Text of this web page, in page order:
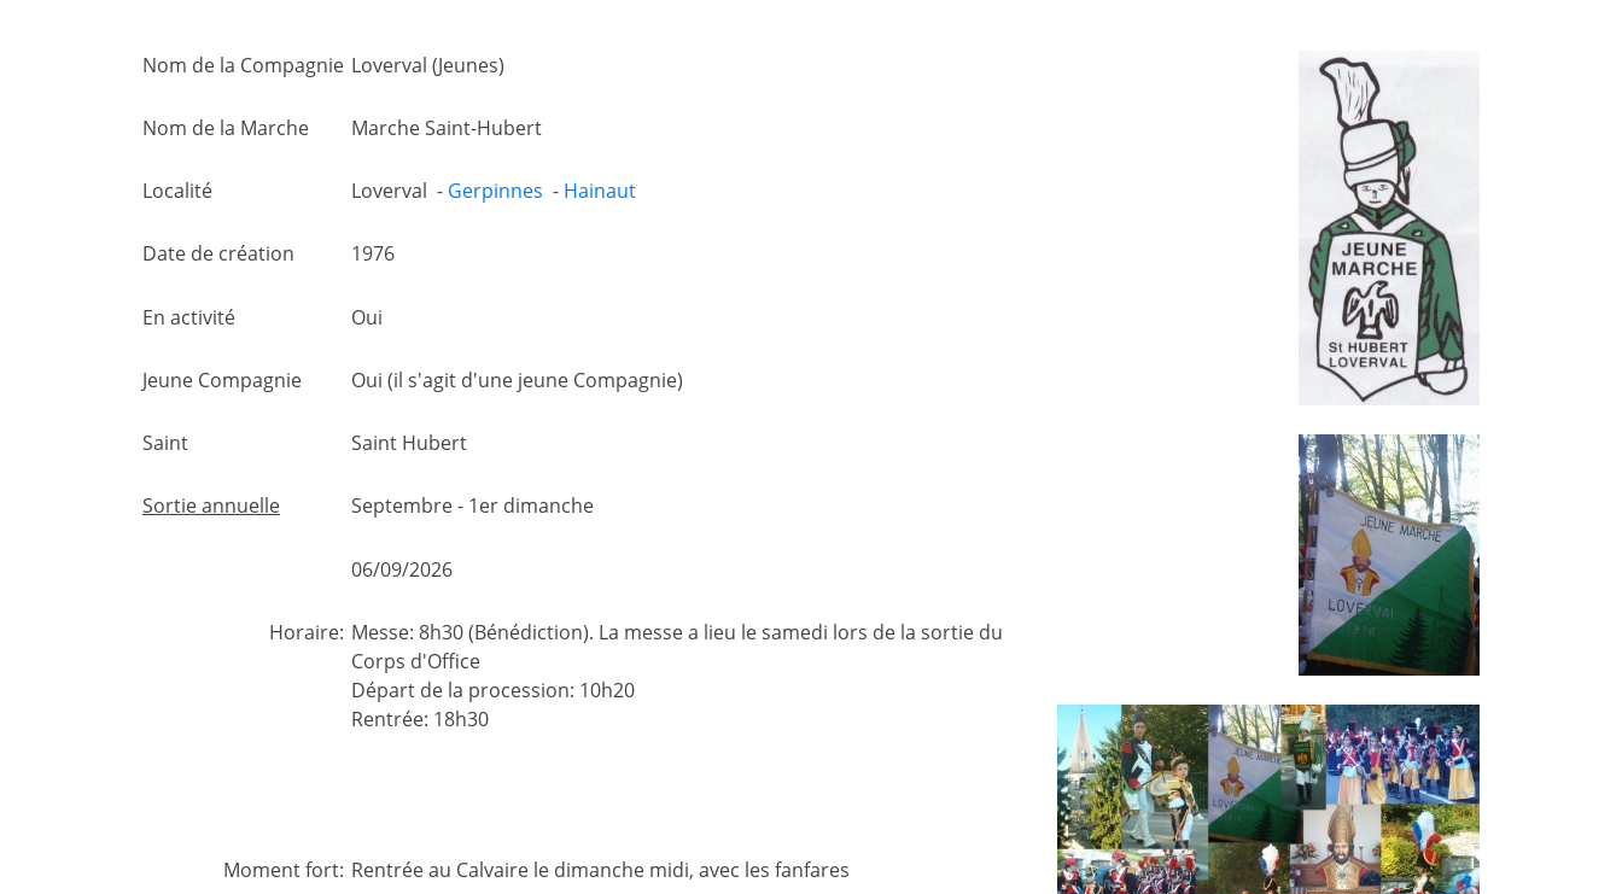
Nom de la Compagnie Loverval (Jeunes)
Nom de la Marche Marche Saint-Hubert
Localité Loverval - Gerpinnes - Hainaut
Date de création 1976
En activité Oui
Jeune Compagnie Oui (il s'agit d'une jeune Compagnie)
Saint Saint Hubert
Sortie annuelle Septembre - 1er dimanche
06/09/2026
Horaire: Messe: 8h30 (Bénédiction). La messe a lieu le samedi lors de la sortie du
Corps d'Office
Départ de la procession: 10h20
Rentrée: 18h30
Moment fort: Rentrée au Calvaire le dimanche midi, avec les fanfares